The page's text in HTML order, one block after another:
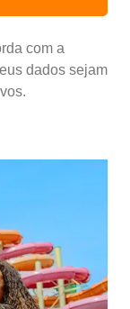
com a
dados sejam